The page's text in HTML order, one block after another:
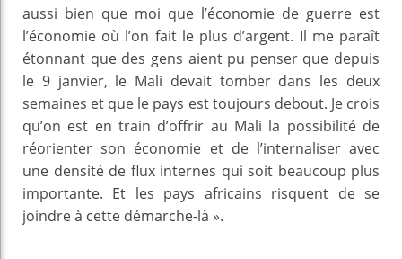
aussi bien que moi que l’économie de guerre est
l’économie où l’on fait le plus d’argent. Il me paraît
étonnant que des gens aient pu penser que depuis
le 9 janvier, le Mali devait tomber dans les deux
semaines et que le pays est toujours debout. Je crois
qu’on est en train d’offrir au Mali la possibilité de
réorienter son économie et de l’internaliser avec
une densité de flux internes qui soit beaucoup plus
importante. Et les pays africains risquent de se
joindre à cette démarche-là ».